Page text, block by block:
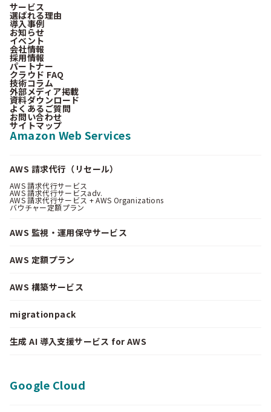
サービス
選ばれる理由
導入事例
お知らせ
イベント
会社情報
採用情報
パートナー
クラウド FAQ
技術コラム
外部メディア掲載
資料ダウンロード
よくあるご質問
お問い合わせ
サイトマップ
Amazon Web Services
AWS 請求代行（リセール）
AWS 請求代行サービス
AWS 請求代行サービスadv.
AWS 請求代行サービス + AWS Organizations
バウチャー定額プラン
AWS 監視・運用保守サービス
AWS 定額プラン
AWS 構築サービス
migrationpack
生成 AI 導入支援サービス for AWS
Google Cloud